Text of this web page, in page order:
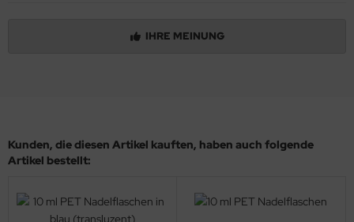
IHRE MEINUNG
Kunden, die diesen Artikel kauften, haben auch folgende
Artikel bestellt: